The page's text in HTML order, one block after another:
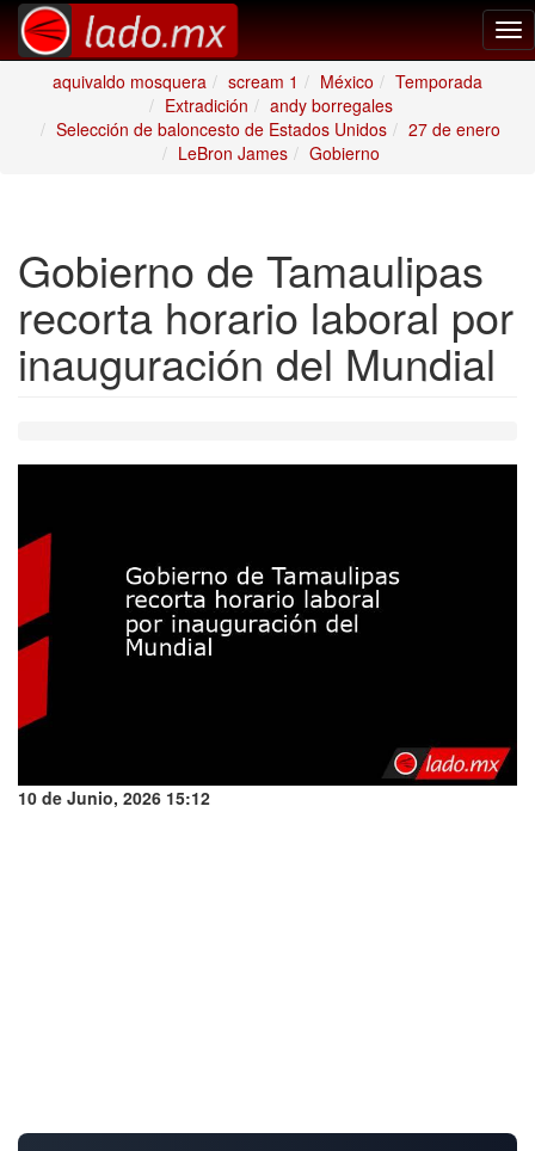
aquivaldo mosquera
scream 1 México
Temporada
Extradición
andy borregales
Selección de baloncesto de Estados Unidos
27 de enero
LeBron James
Gobierno
Gobierno de Tamaulipas
recorta horario laboral por
inauguración del Mundial
10 de Junio, 2026 15:12